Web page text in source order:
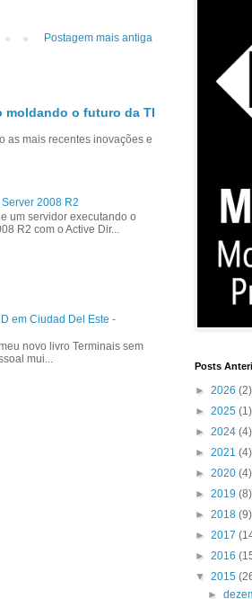
Postagem mais antiga
moldando o futuro da TI
as mais recentes inovações e
2008 R2
um servidor executando o
R2 com o Active Dir...
em Ciudad Del Este -
novo livro Terminais sem
mui...
Posts
► 2026 (2)
► 2025 (1)
► 2024 (4)
► 2021 (4)
► 2020 (4)
► 2019 (8)
► 2018 (9)
► 2017
► 2016
▼ 2015
►